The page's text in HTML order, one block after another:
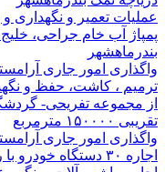
عملیات تعمیر و نگهداری
پمپاژ آب خام جراحی،
بندرماهشهر
واگذاری امور جاری
ترمیم ، کاشت، حفظ و
از مجموعه تفریحی-
تقریبی ۱۵۰۰۰۰ مترمربع
واگذاری امور جاری
اجاره ۳۰ دستگاه خودرو با راننده ، جهت انجام کلیه خدمات نقلیه ای